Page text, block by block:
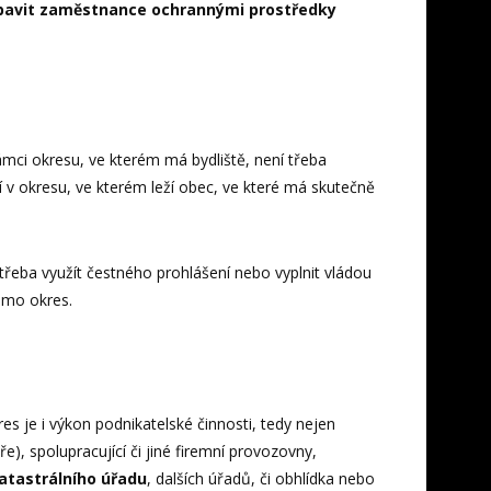
zaměstnance ochrannými prostředky
okresu, ve kterém má bydliště, není třeba
okresu, ve kterém leží obec, ve které má skutečně
využít čestného prohlášení nebo vyplnit vládou
okres.
je i výkon podnikatelské činnosti, tedy nejen
spolupracující či jiné firemní provozovny,
úřadu, dalších úřadů, či obhlídka nebo